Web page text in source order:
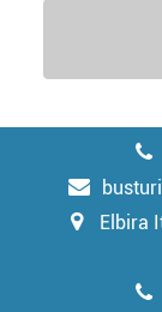
Elbira